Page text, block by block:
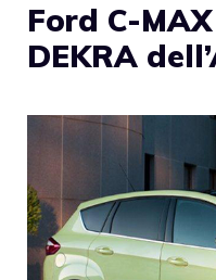
Ford C-
DEKRA